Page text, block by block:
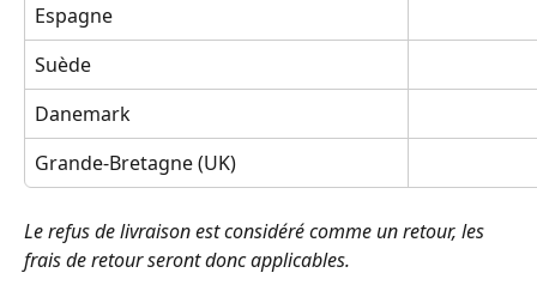
Espagne
Suède
Danemark
Grande-Bretagne (UK)
Le refus de livraison est considéré comme un retour, les
frais de retour seront donc applicables.